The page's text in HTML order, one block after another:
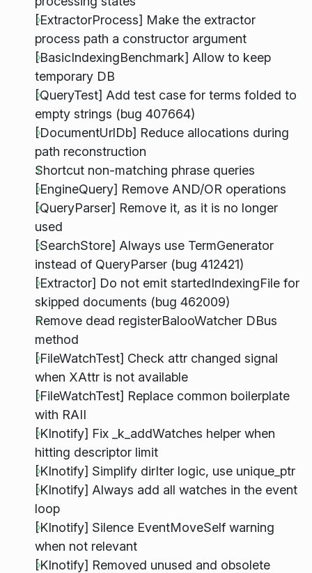
[ExtractorProcess] Make the extractor
process path a constructor argument
[BasicIndexingBenchmark] Allow to keep
temporary DB
[QueryTest] Add test case for terms folded to
empty strings (bug 407664)
[DocumentUrlDb] Reduce allocations during
path reconstruction
Shortcut non-matching phrase queries
[EngineQuery] Remove AND/OR operations
[QueryParser] Remove it, as it is no longer
used
[SearchStore] Always use TermGenerator
instead of QueryParser (bug 412421)
[Extractor] Do not emit startedIndexingFile for
skipped documents (bug 462009)
Remove dead registerBalooWatcher DBus
method
[FileWatchTest] Check attr changed signal
when XAttr is not available
[FileWatchTest] Replace common boilerplate
with RAII
[KInotify] Fix _k_addWatches helper when
hitting descriptor limit
[KInotify] Simplify dirIter logic, use unique_ptr
[KInotify] Always add all watches in the event
loop
[KInotify] Silence EventMoveSelf warning
when not relevant
[KInotify] Removed unused and obsolete